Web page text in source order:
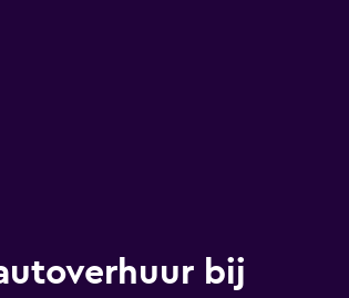
bij